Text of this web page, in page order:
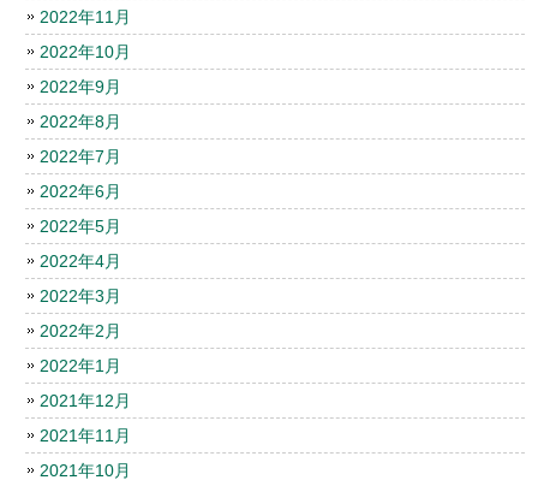
2022年11月
2022年10月
2022年9月
2022年8月
2022年7月
2022年6月
2022年5月
2022年4月
2022年3月
2022年2月
2022年1月
2021年12月
2021年11月
2021年10月